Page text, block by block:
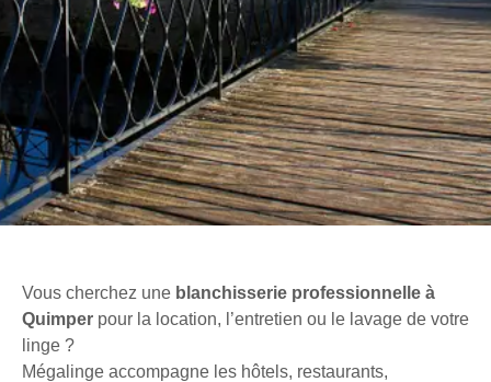
Vous cherchez une blanchisserie professionnelle à
Quimper pour la location, l’entretien ou le lavage de votre
linge ?
Mégalinge accompagne les hôtels, restaurants,